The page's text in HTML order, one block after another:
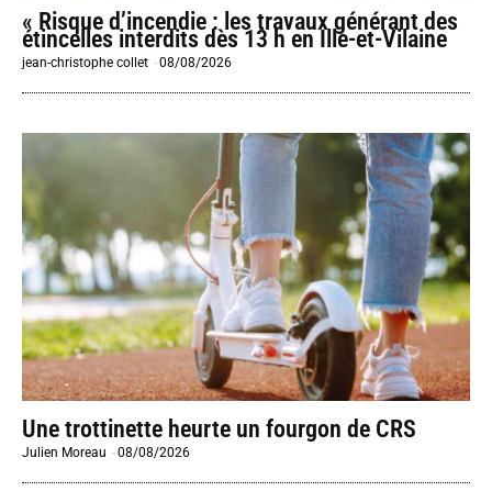
« Risque d’incendie : les travaux générant des
étincelles interdits dès 13 h en Ille-et-Vilaine
jean-christophe collet -08/08/2026
Une trottinette heurte un fourgon de CRS
Julien Moreau -08/08/2026